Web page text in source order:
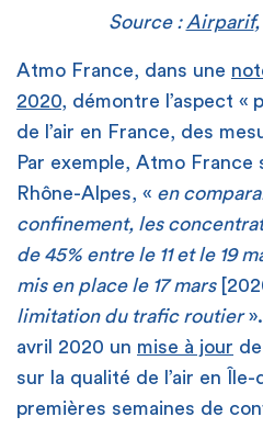
Source : Airparif,
Atmo France, dans une
2020, démontre l’aspect «
de l’air en France, des
Par exemple, Atmo France
Rhône-Alpes, « en
confinement, les
de 45% entre le 11 et le 19
mis en place le 17 mars
limitation du trafic routier
avril 2020 un mise à jour
sur la qualité de l’air en
premières semaines de